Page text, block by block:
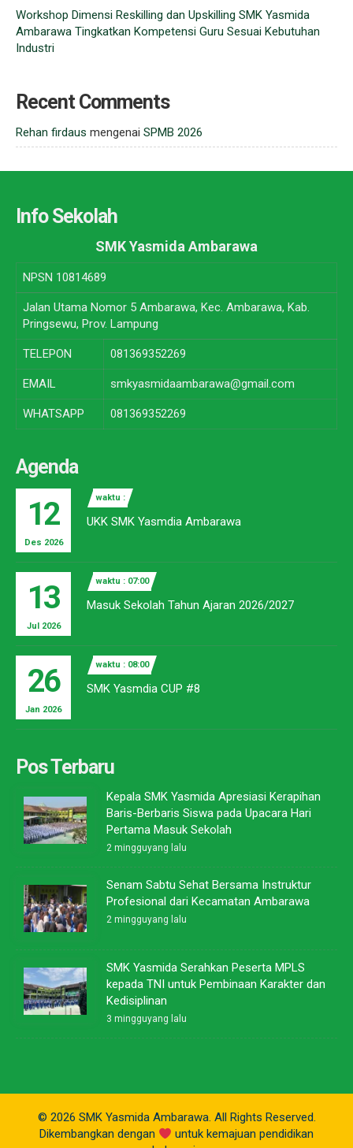
Workshop Dimensi Reskilling dan Upskilling SMK Yasmida
Ambarawa Tingkatkan Kompetensi Guru Sesuai Kebutuhan
Industri
Recent Comments
Rehan firdaus mengenai SPMB 2026
Info Sekolah
SMK Yasmida Ambarawa
NPSN 10814689
Jalan Utama Nomor 5 Ambarawa, Kec. Ambarawa, Kab.
Pringsewu, Prov. Lampung
TELEPON 081369352269
EMAIL smkyasmidaambarawa@gmail.com
WHATSAPP 081369352269
Agenda
12
Des 2026
waktu :
UKK SMK Yasmdia Ambarawa
13
Jul 2026
waktu : 07:00
Masuk Sekolah Tahun Ajaran 2026/2027
26
Jan 2026
waktu : 08:00
SMK Yasmdia CUP #8
Pos Terbaru
Kepala SMK Yasmida Apresiasi Kerapihan
Baris-Berbaris Siswa pada Upacara Hari
Pertama Masuk Sekolah
2 mingguyang lalu
Senam Sabtu Sehat Bersama Instruktur
Profesional dari Kecamatan Ambarawa
2 mingguyang lalu
SMK Yasmida Serahkan Peserta MPLS
kepada TNI untuk Pembinaan Karakter dan
Kedisiplinan
3 mingguyang lalu
© 2026 SMK Yasmida Ambarawa. All Rights Reserved.
Dikembangkan dengan
untuk kemajuan pendidikan